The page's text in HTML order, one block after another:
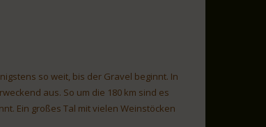
so weit, bis der Gravel beginnt. In
aus. So um die 180 km sind es
Ein großes Tal mit vielen Weinstöcken